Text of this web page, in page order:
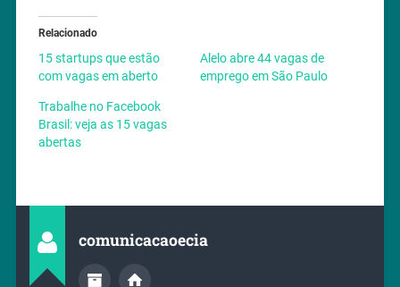
Relacionado
15 startups que estão
com vagas em aberto
Alelo abre 44 vagas de
emprego em São Paulo
Trabalhe no Facebook
Brasil: veja as 15 vagas
abertas
comunicacaoecia